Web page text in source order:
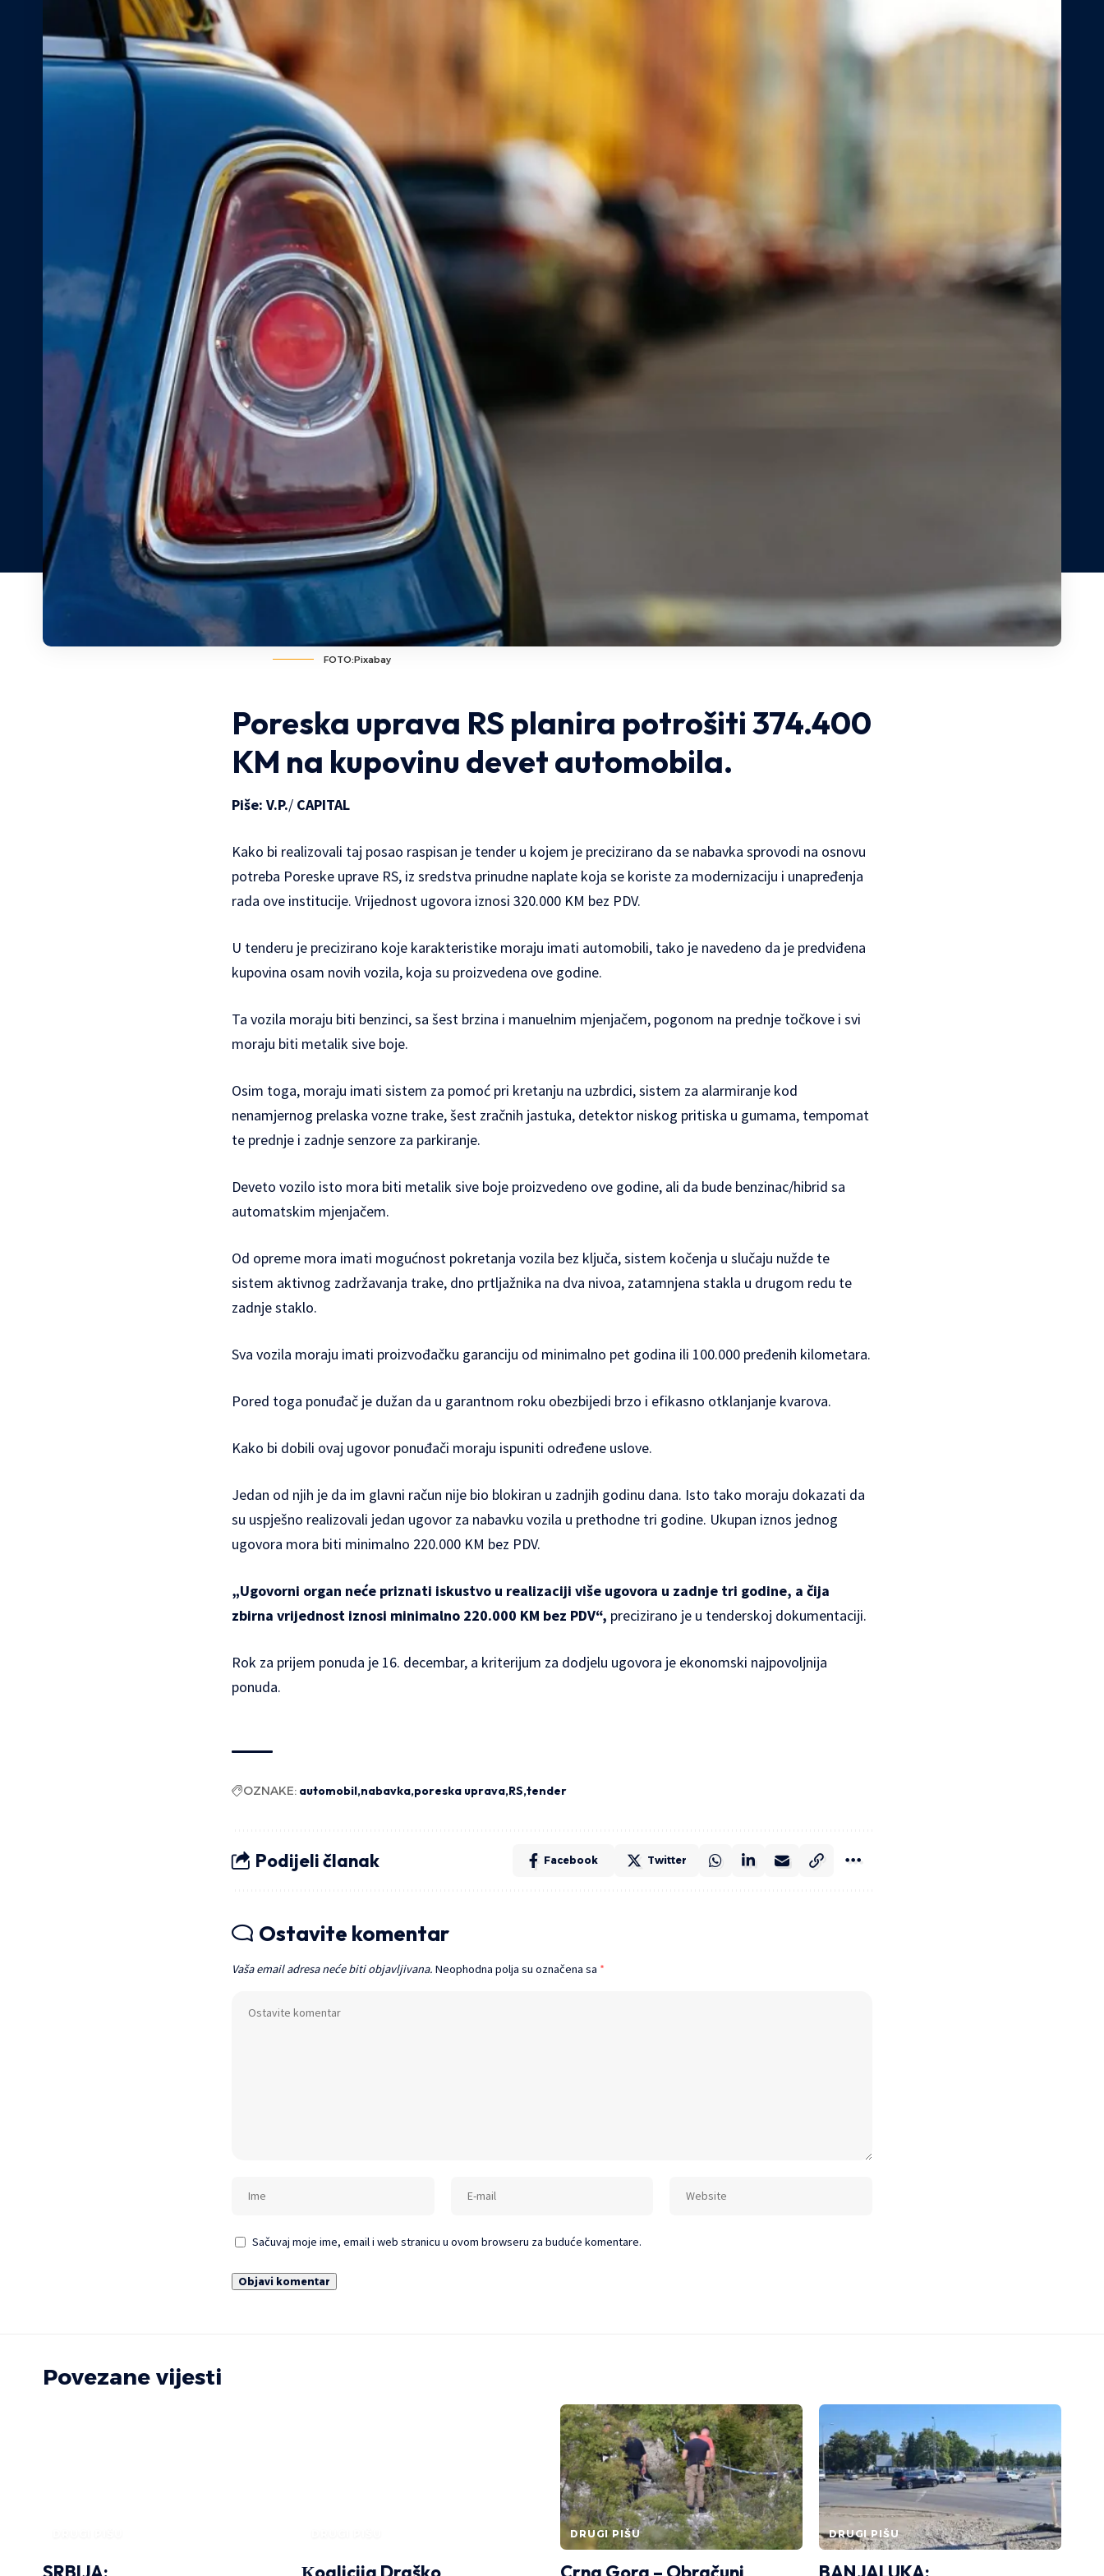
FOTO:Pixabay
Poreska uprava RS planira potrošiti 374.400
KM na kupovinu devet automobila.
Piše: V.P./ CAPITAL
Kako bi realizovali taj posao raspisan je tender u kojem je precizirano da se nabavka sprovodi na osnovu
potreba Poreske uprave RS, iz sredstva prinudne naplate koja se koriste za modernizaciju i unapređenja
rada ove institucije. Vrijednost ugovora iznosi 320.000 KM bez PDV.
U tenderu je precizirano koje karakteristike moraju imati automobili, tako je navedeno da je predviđena
kupovina osam novih vozila, koja su proizvedena ove godine.
Ta vozila moraju biti benzinci, sa šest brzina i manuelnim mjenjačem, pogonom na prednje točkove i svi
moraju biti metalik sive boje.
Osim toga, moraju imati sistem za pomoć pri kretanju na uzbrdici, sistem za alarmiranje kod
nenamjernog prelaska vozne trake, šest zračnih jastuka, detektor niskog pritiska u gumama, tempomat
te prednje i zadnje senzore za parkiranje.
Deveto vozilo isto mora biti metalik sive boje proizvedeno ove godine, ali da bude benzinac/hibrid sa
automatskim mjenjačem.
Od opreme mora imati mogućnost pokretanja vozila bez ključa, sistem kočenja u slučaju nužde te
sistem aktivnog zadržavanja trake, dno prtljažnika na dva nivoa, zatamnjena stakla u drugom redu te
zadnje staklo.
Sva vozila moraju imati proizvođačku garanciju od minimalno pet godina ili 100.000 pređenih kilometara.
Pored toga ponuđač je dužan da u garantnom roku obezbijedi brzo i efikasno otklanjanje kvarova.
Kako bi dobili ovaj ugovor ponuđači moraju ispuniti određene uslove.
Jedan od njih je da im glavni račun nije bio blokiran u zadnjih godinu dana. Isto tako moraju dokazati da
su uspješno realizovali jedan ugovor za nabavku vozila u prethodne tri godine. Ukupan iznos jednog
ugovora mora biti minimalno 220.000 KM bez PDV.
„Ugovorni organ neće priznati iskustvo u realizaciji više ugovora u zadnje tri godine, a čija
zbirna vrijednost iznosi minimalno 220.000 KM bez PDV“, precizirano je u tenderskoj dokumentaciji.
Rok za prijem ponuda je 16. decembar, a kriterijum za dodjelu ugovora je ekonomski najpovoljnija
ponuda.
OZNAKE: automobil nabavka poreska uprava RS tender
Podijeli članak Facebook Twitter
Ostavite komentar
Vaša email adresa neće biti objavljivana. Neophodna polja su označena sa *
Sačuvaj moje ime, email i web stranicu u ovom browseru za buduće komentare.
Povezane vijesti
DRUGI PIŠU DRUGI PIŠU